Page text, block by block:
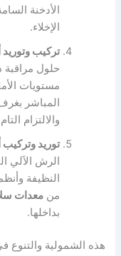
الأدخنة
الإخلاء.
تركيب وتوريد
مستويات
المباشر
والالتزام
توريد
الرش الآلي
النظيفة
منمعدات
بداخلها.
هذه الشمولية والتنوع